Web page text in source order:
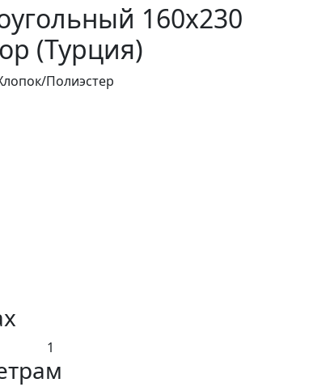
160х230
(Турция)
Полиэстер
1